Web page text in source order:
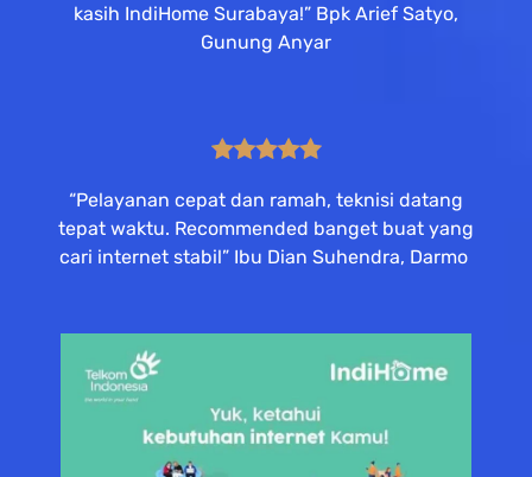
kasih IndiHome Surabaya!” Bpk Arief Satyo,
Gunung Anyar
“Pelayanan cepat dan ramah, teknisi datang
tepat waktu. Recommended banget buat yang
cari internet stabil” Ibu Dian Suhendra, Darmo